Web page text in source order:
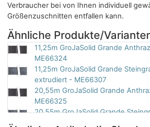
Verbraucher bei von Ihnen individuell
Größenzuschnitten entfallen kann.
Ähnliche Produkte/
11,25m GroJaSolid Grande
ME66324
11,25m GroJaSolid Grande
extrudiert - ME66307
20,55m GroJaSolid Grande
ME66325
20,55m GroJaSolid Grande